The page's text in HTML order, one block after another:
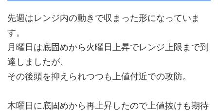
先週はレンジ内の動きで収まった形になっていま
す。
月曜日は底固めから火曜日上昇でレンジ上限まで到
達しましたが、
その後頭を抑えられつつも上値付近での攻防。
木曜日に底固めから再上昇したので上値抜けも期待